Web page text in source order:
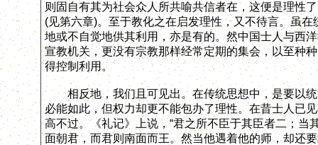
则固自有其为社会众人所共喻共信者在，这便是理性
(见第六章)。至于教化之在启发理性，又不待言。虽
地或不自觉地供其利用，亦是有的。然中国士人与西
宣教机关，更没有宗教那样经常定期的集会，以至种
得控制利用。
相反地，我们且可见出。在传统思想中，是要以统
必能如此，但权力却更不能包办了理性。在昔士人已
高不过。《礼记》上说，“君之所不臣于其臣者二；当
面朝君，而君则南面而王。然当他遇着他的师，却还